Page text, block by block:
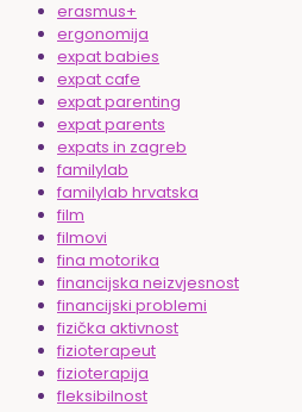
erasmus+
ergonomija
expat babies
expat cafe
expat parenting
expat parents
expats in zagreb
familylab
familylab hrvatska
film
filmovi
fina motorika
financijska neizvjesnost
financijski problemi
fizička aktivnost
fizioterapeut
fizioterapija
fleksibilnost